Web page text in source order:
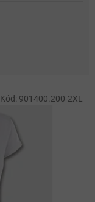
Kód: 901400.200-2XL